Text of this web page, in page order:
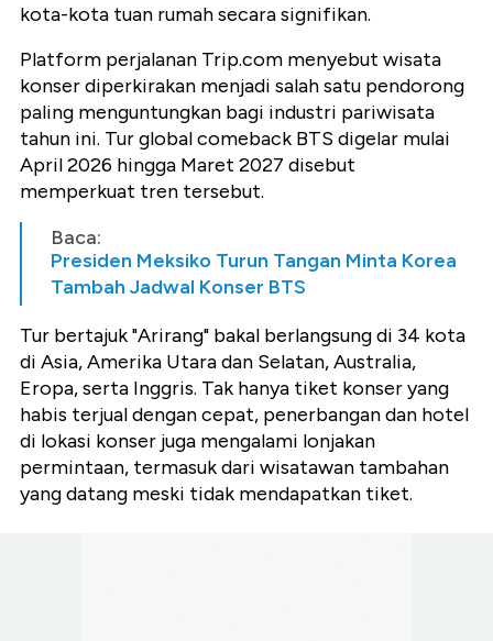
kota-kota tuan rumah secara signifikan.
Platform perjalanan Trip.com menyebut wisata
konser diperkirakan menjadi salah satu pendorong
paling menguntungkan bagi industri pariwisata
tahun ini. Tur global comeback BTS digelar mulai
April 2026 hingga Maret 2027 disebut
memperkuat tren tersebut.
Baca:
Presiden Meksiko Turun Tangan Minta Korea
Tambah Jadwal Konser BTS
Tur bertajuk "Arirang" bakal berlangsung di 34 kota
di Asia, Amerika Utara dan Selatan, Australia,
Eropa, serta Inggris. Tak hanya tiket konser yang
habis terjual dengan cepat, penerbangan dan hotel
di lokasi konser juga mengalami lonjakan
permintaan, termasuk dari wisatawan tambahan
yang datang meski tidak mendapatkan tiket.